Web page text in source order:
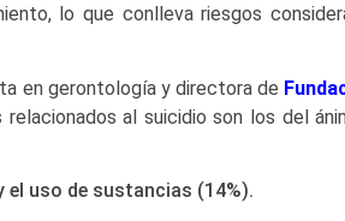
lo que conlleva riesgos
en gerontología y directora de
al suicidio son los del
uso de sustancias (14%).